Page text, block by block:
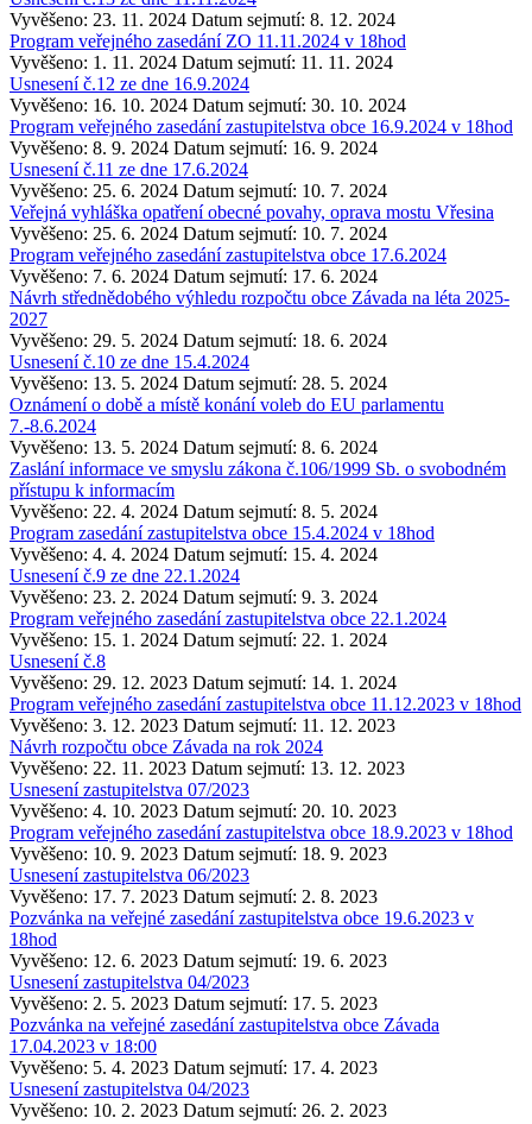
Vyvěšeno: 23. 11. 2024 Datum sejmutí: 8. 12. 2024
Program veřejného zasedání ZO 11.11.2024 v 18hod
Vyvěšeno: 1. 11. 2024 Datum sejmutí: 11. 11. 2024
Usnesení č.12 ze dne 16.9.2024
Vyvěšeno: 16. 10. 2024 Datum sejmutí: 30. 10. 2024
Program veřejného zasedání zastupitelstva obce 16.9.2024 v 18hod
Vyvěšeno: 8. 9. 2024 Datum sejmutí: 16. 9. 2024
Usnesení č.11 ze dne 17.6.2024
Vyvěšeno: 25. 6. 2024 Datum sejmutí: 10. 7. 2024
Veřejná vyhláška opatření obecné povahy, oprava mostu Vřesina
Vyvěšeno: 25. 6. 2024 Datum sejmutí: 10. 7. 2024
Program veřejného zasedání zastupitelstva obce 17.6.2024
Vyvěšeno: 7. 6. 2024 Datum sejmutí: 17. 6. 2024
Návrh střednědobého výhledu rozpočtu obce Závada na léta 2025-
2027
Vyvěšeno: 29. 5. 2024 Datum sejmutí: 18. 6. 2024
Usnesení č.10 ze dne 15.4.2024
Vyvěšeno: 13. 5. 2024 Datum sejmutí: 28. 5. 2024
Oznámení o době a místě konání voleb do EU parlamentu
7.-8.6.2024
Vyvěšeno: 13. 5. 2024 Datum sejmutí: 8. 6. 2024
Zaslání informace ve smyslu zákona č.106/1999 Sb. o svobodném
přístupu k informacím
Vyvěšeno: 22. 4. 2024 Datum sejmutí: 8. 5. 2024
Program zasedání zastupitelstva obce 15.4.2024 v 18hod
Vyvěšeno: 4. 4. 2024 Datum sejmutí: 15. 4. 2024
Usnesení č.9 ze dne 22.1.2024
Vyvěšeno: 23. 2. 2024 Datum sejmutí: 9. 3. 2024
Program veřejného zasedání zastupitelstva obce 22.1.2024
Vyvěšeno: 15. 1. 2024 Datum sejmutí: 22. 1. 2024
Usnesení č.8
Vyvěšeno: 29. 12. 2023 Datum sejmutí: 14. 1. 2024
Program veřejného zasedání zastupitelstva obce 11.12.2023 v 18hod
Vyvěšeno: 3. 12. 2023 Datum sejmutí: 11. 12. 2023
Návrh rozpočtu obce Závada na rok 2024
Vyvěšeno: 22. 11. 2023 Datum sejmutí: 13. 12. 2023
Usnesení zastupitelstva 07/2023
Vyvěšeno: 4. 10. 2023 Datum sejmutí: 20. 10. 2023
Program veřejného zasedání zastupitelstva obce 18.9.2023 v 18hod
Vyvěšeno: 10. 9. 2023 Datum sejmutí: 18. 9. 2023
Usnesení zastupitelstva 06/2023
Vyvěšeno: 17. 7. 2023 Datum sejmutí: 2. 8. 2023
Pozvánka na veřejné zasedání zastupitelstva obce 19.6.2023 v
18hod
Vyvěšeno: 12. 6. 2023 Datum sejmutí: 19. 6. 2023
Usnesení zastupitelstva 04/2023
Vyvěšeno: 2. 5. 2023 Datum sejmutí: 17. 5. 2023
Pozvánka na veřejné zasedání zastupitelstva obce Závada
17.04.2023 v 18:00
Vyvěšeno: 5. 4. 2023 Datum sejmutí: 17. 4. 2023
Usnesení zastupitelstva 04/2023
Vyvěšeno: 10. 2. 2023 Datum sejmutí: 26. 2. 2023